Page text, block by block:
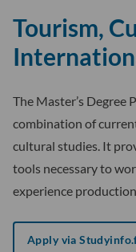
Tourism,
The Master’s Degree
combination of
cultural studies. It
tools necessary to
experience
Apply via